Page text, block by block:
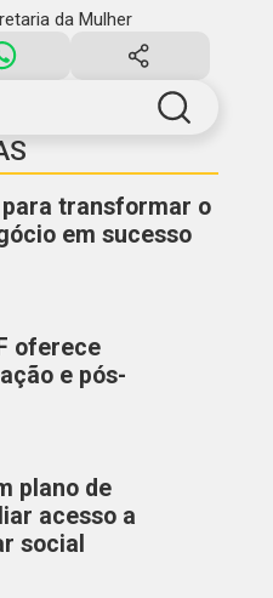
para transformar o
em sucesso
oferece
e pós-
plano de
acesso a
social
da Mulher